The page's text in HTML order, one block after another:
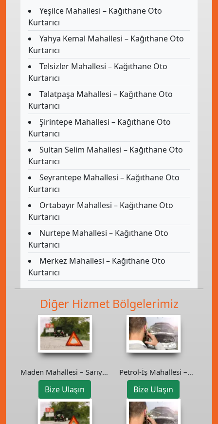
Yeşilce Mahallesi – Kağıthane Oto
Kurtarıcı
Yahya Kemal Mahallesi – Kağıthane Oto
Kurtarıcı
Telsizler Mahallesi – Kağıthane Oto
Kurtarıcı
Talatpaşa Mahallesi – Kağıthane Oto
Kurtarıcı
Şirintepe Mahallesi – Kağıthane Oto
Kurtarıcı
Sultan Selim Mahallesi – Kağıthane Oto
Kurtarıcı
Seyrantepe Mahallesi – Kağıthane Oto
Kurtarıcı
Ortabayır Mahallesi – Kağıthane Oto
Kurtarıcı
Nurtepe Mahallesi – Kağıthane Oto
Kurtarıcı
Merkez Mahallesi – Kağıthane Oto
Kurtarıcı
Diğer Hizmet Bölgelerimiz
Maden Mahallesi – Sarıyer
Oto Kurtarıcı
Bize Ulaşın
Petrol-İş Mahallesi –
Kartal Oto Kurtarıcı
Bize Ulaşın